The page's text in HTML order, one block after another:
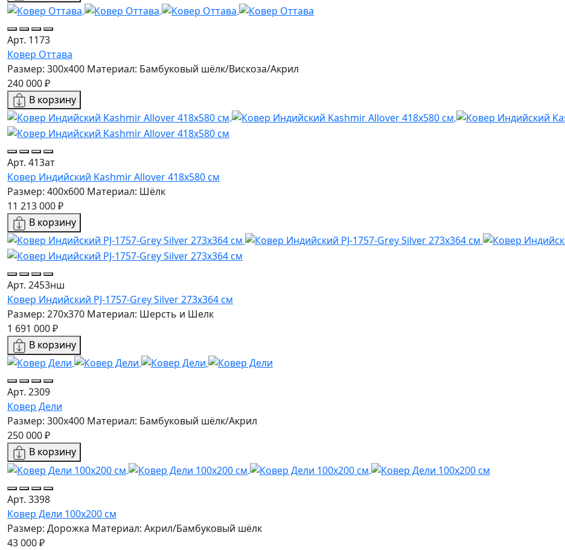
Арт. 1173
Ковер Оттава
Размер: 300x400 Материал: Бамбуковый шёлк/Вискоза/Акрил
240 000 ₽
В корзину
Арт. 413ат
Ковер Индийский Kashmir Allover 418x580 см
Размер: 400x600 Материал: Шёлк
11 213 000 ₽
В корзину
Арт. 2453нш
Ковер Индийский PJ-1757-Grey Silver 273x364 см
Размер: 270x370 Материал: Шерсть и Шелк
1 691 000 ₽
В корзину
Арт. 2309
Ковер Дели
Размер: 300x400 Материал: Бамбуковый шёлк/Акрил
250 000 ₽
В корзину
Арт. 3398
Ковер Дели 100х200 см
Размер: Дорожка Материал: Акрил/Бамбуковый шёлк
43 000 ₽